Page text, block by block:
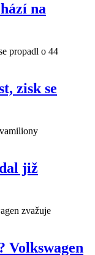
na
zisk se
již
Volkswagen